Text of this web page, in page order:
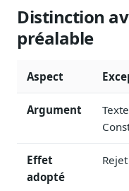
Distinction
préalable
Aspect
Argument
Effet
adopté